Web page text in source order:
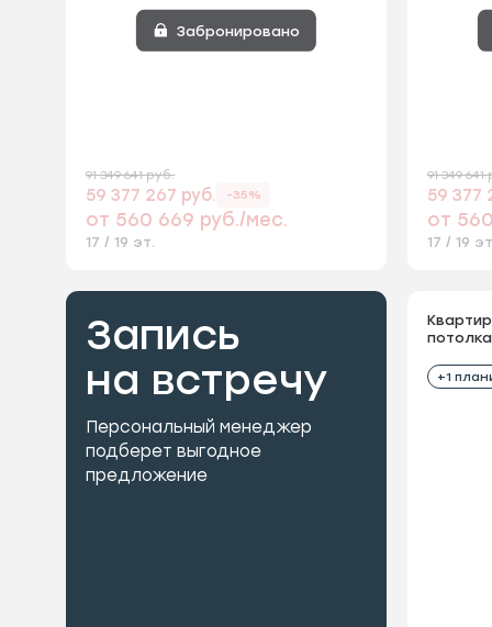
91 349 641 руб.
59 377 267 руб. -35%
от 560 669 руб./мес.
17 / 19 эт.
Забронировано
91 349 641
59 377
от
17 / 19 эт.
Запись
на встречу
Персональный менеджер
подберет выгодное
предложение
+1